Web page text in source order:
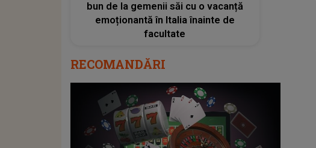
bun de la gemenii săi cu o vacanță
emoționantă în Italia înainte de
facultate
RECOMANDĂRI